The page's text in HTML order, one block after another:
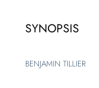
SYNOPSIS
BENJAMIN TILLIER